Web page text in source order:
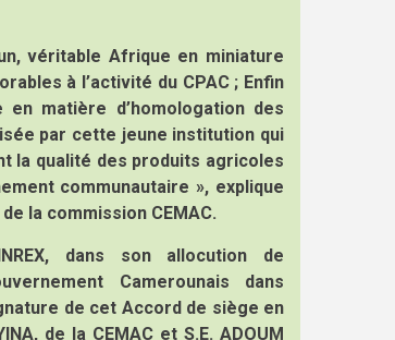
véritable Afrique en miniature
à l’activité du CPAC ; Enfin
en matière d’homologation des
par cette jeune institution qui
la qualité des produits agricoles
communautaire », explique
la commission CEMAC.
dans son allocution de
Camerounais dans
de cet Accord de siège en
de la CEMAC et S.E. ADOUM